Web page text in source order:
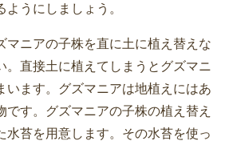
うにしましょう。
マニアの子株を直に土に植え替えな
。直接土に植えてしまうとグズマニ
います。グズマニアは地植えにはあ
です。グズマニアの子株の植え替え
水苔を用意します。その水苔を使っ